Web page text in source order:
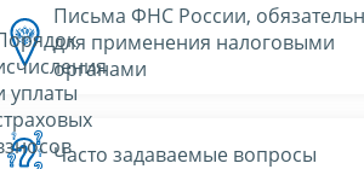
уплаты
Письма ФНС России,
для применения налоговыми
органами
Часто задаваемые вопросы